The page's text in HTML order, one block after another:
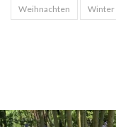
Weihnachten Winter